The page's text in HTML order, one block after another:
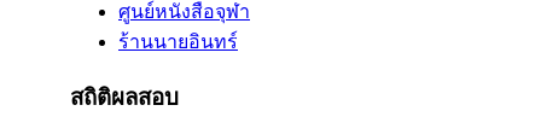
ศูนย์หนังสือจุฬา
ร้านนายอินทร์
สถิติผลสอบ